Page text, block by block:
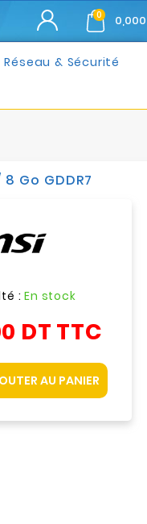
0
Réseau & Sécurité
Go GDDR7
:En stock
DT TTC
AU PANIER